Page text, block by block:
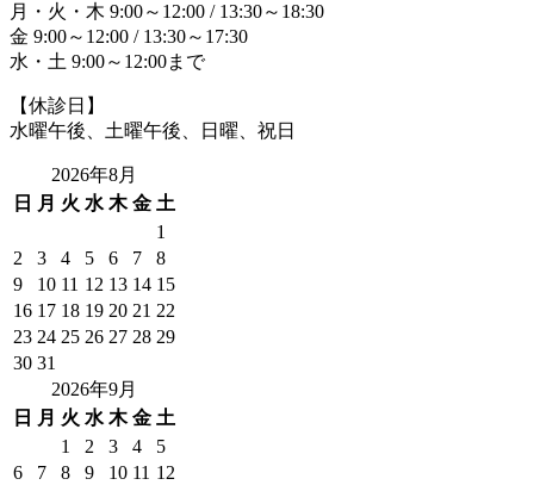
月・火・木 9:00～12:00 / 13:30～18:30
金 9:00～12:00 / 13:30～17:30
水・土 9:00～12:00まで
【休診日】
水曜午後、土曜午後、日曜、祝日
2026年8月
日 月 火 水 木 金 土
1
2
3 4 5 6 7
8
9
10 11 12 13 14 15
16 17 18 19 20 21 22
23 24 25 26 27 28 29
30 31
2026年9月
日 月 火 水 木 金 土
1
2 3 4
5
6
7 8 9 10 11 12